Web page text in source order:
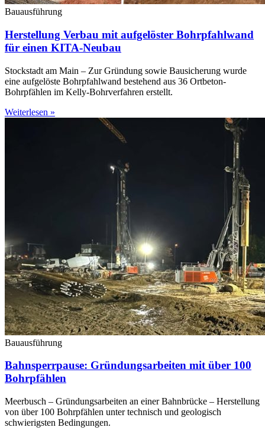
Bauausführung
Herstellung Verbau mit aufgelöster Bohrpfahlwand
für einen KITA-Neubau
Stockstadt am Main – Zur Gründung sowie Bausicherung wurde
eine aufgelöste Bohrpfahlwand bestehend aus 36 Ortbeton-
Bohrpfählen im Kelly-Bohrverfahren erstellt.
Weiterlesen »
Bauausführung
Bahnsperrpause: Gründungsarbeiten mit über 100
Bohrpfählen
Meerbusch – Gründungsarbeiten an einer Bahnbrücke – Herstellung
von über 100 Bohrpfählen unter technisch und geologisch
schwierigsten Bedingungen.